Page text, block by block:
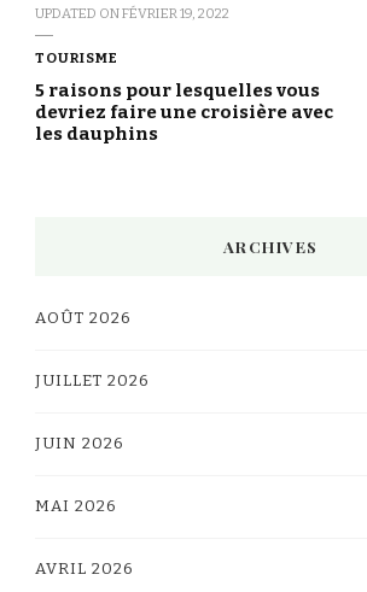
UPDATED ONFÉVRIER 19, 2022
TOURISME
5 raisons pour lesquelles vous
devriez faire une croisière avec
les dauphins
ARCHIVES
AOÛT 2026
JUILLET 2026
JUIN 2026
MAI 2026
AVRIL 2026